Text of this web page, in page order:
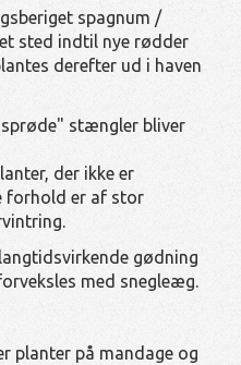
spagnum /
sted indtil nye rødder
derefter ud i haven
stængler bliver
der ikke er
forhold er af stor
gødning
med snegleæg.
planter på mandage og